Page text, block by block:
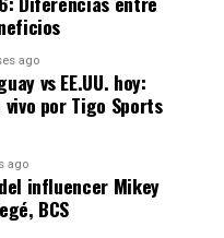
sido rica en recursos
desarrollo económico.
de estos
ambiental. Hoy, el
el desarrollo
ago
vs EE.UU. hoy:
por Tigo Sports
ago
influencer Mikey
BCS